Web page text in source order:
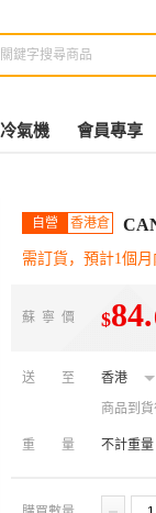
冷氣機 會員專享
自營 香港倉
需訂貨，預計1個
蘇寧價 $84.
送至 香港
商品到
重量 不計重量